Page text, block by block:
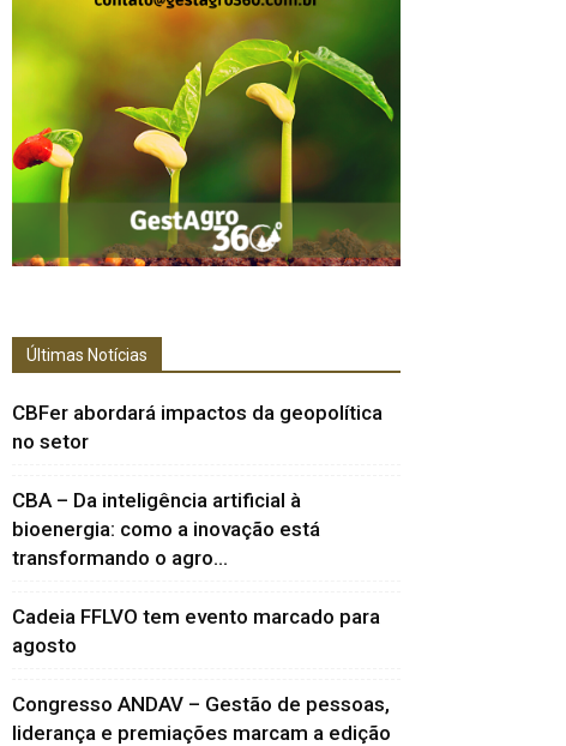
Últimas Notícias
CBFer abordará impactos da geopolítica
no setor
CBA – Da inteligência artificial à
bioenergia: como a inovação está
transformando o agro...
Cadeia FFLVO tem evento marcado para
agosto
Congresso ANDAV – Gestão de pessoas,
liderança e premiações marcam a edição